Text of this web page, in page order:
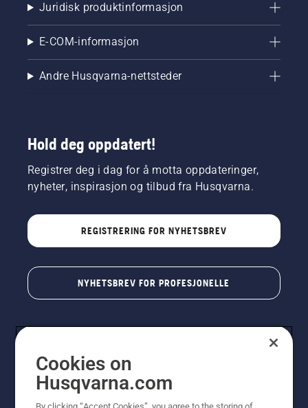
Juridisk produktinformasjon
E-COM-informasjon
Andre Husqvarna-nettsteder
Hold deg oppdatert!
Registrer deg i dag for å motta oppdateringer,
nyheter, inspirasjon og tilbud fra Husqvarna.
REGISTRERING FOR NYHETSBREV
NYHETSBREV FOR PROFESJONELLE
Cookies on
Husqvarna.com